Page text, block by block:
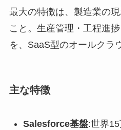
最大の特徴は、製造業の
こと。生産管理・工程進
を、SaaS型のオールクラ
主な特徴
Salesforce基盤:世界